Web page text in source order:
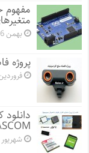
مفهوم
بهمن 6, 1396
پروژه
فروردین 21,
شهریور 5,